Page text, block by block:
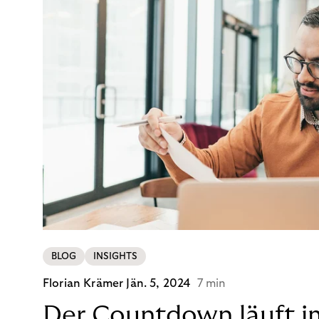
BLOG INSIGHTS
Florian Krämer Jän. 5, 2024 7 min